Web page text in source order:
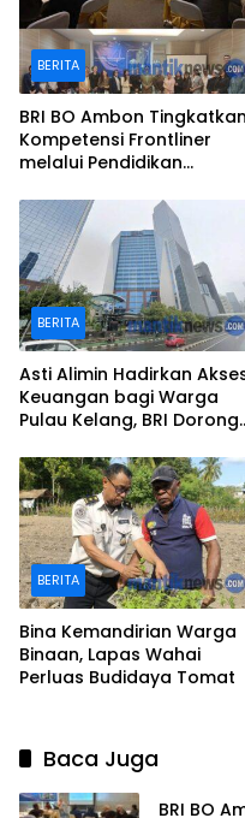
BERITA
BRI BO Ambon Tingkatkan
Kompetensi Frontliner
melalui Pendidikan
BERITA
Asti Alimin Hadirkan
Keuangan bagi Warga
Pulau Kelang, BRI Dorong
Kepulauan
BERITA
Bina Kemandirian Warga
Binaan, Lapas Wahai
Perluas Budidaya Tomat
Baca Juga
BRI BO